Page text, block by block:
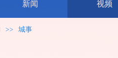
新闻 视频
>> 城事